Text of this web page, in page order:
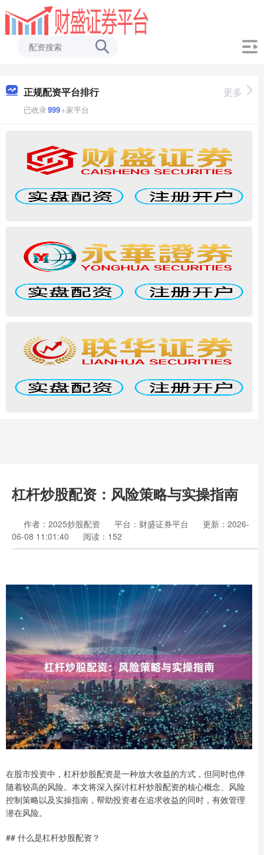
正规配资平台排行
已收录999+家平台
更多
杠杆炒股配资：风险策略与实操指南
作者：2025炒股配资 平台：财盛证券平台
更新：2026-
06-08 11:01:40
阅读：152
在股市投资中，杠杆炒股配资是一种放大收益的方式，但同时也伴
随着较高的风险。本文将深入探讨杠杆炒股配资的核心概念、风险
控制策略以及实操指南，帮助投资者在追求收益的同时，有效管理
潜在风险。
## 什么是杠杆炒股配资？